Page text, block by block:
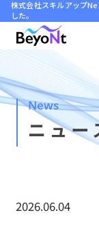
株式会社スキルアップ
した。
会社情報
ニュース
サステナビ
採用情報
利用規約
News
ニュー
2026.06.04